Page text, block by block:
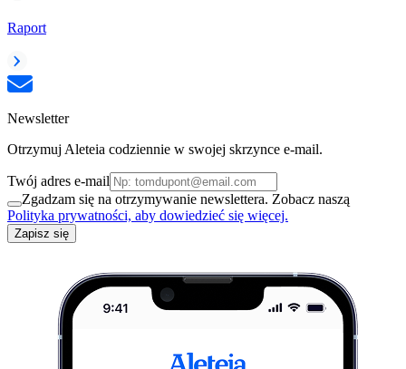
Raport
Newsletter
Otrzymuj Aleteia codziennie w swojej skrzynce e-mail.
Twój adres e-mail
Zgadzam się na otrzymywanie newslettera. Zobacz naszą
Polityka prywatności, aby dowiedzieć się więcej.
Zapisz się